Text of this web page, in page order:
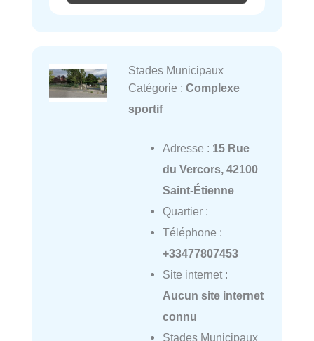
Stades Municipaux
Catégorie : Complexe
sportif
Adresse : 15 Rue
du Vercors, 42100
Saint-Étienne
Quartier :
Téléphone :
+33477807453
Site internet :
Aucun site internet
connu
Stades Municipaux